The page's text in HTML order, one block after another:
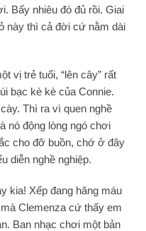
Bấy nhiêu đó đủ rồi. Giai
này thì cả đời cứ nằm dài
vị trẻ tuổi, “lên cây” rất
bạc kè kè của Connie.
Thì ra vì quen nghề
nó động lòng ngó chơi
cho đỡ buồn, chớ ở đây
diễn nghề nghiệp.
kia! Xếp đang hăng máu
Clemenza cứ thấy em
Ban nhạc chơi một bản